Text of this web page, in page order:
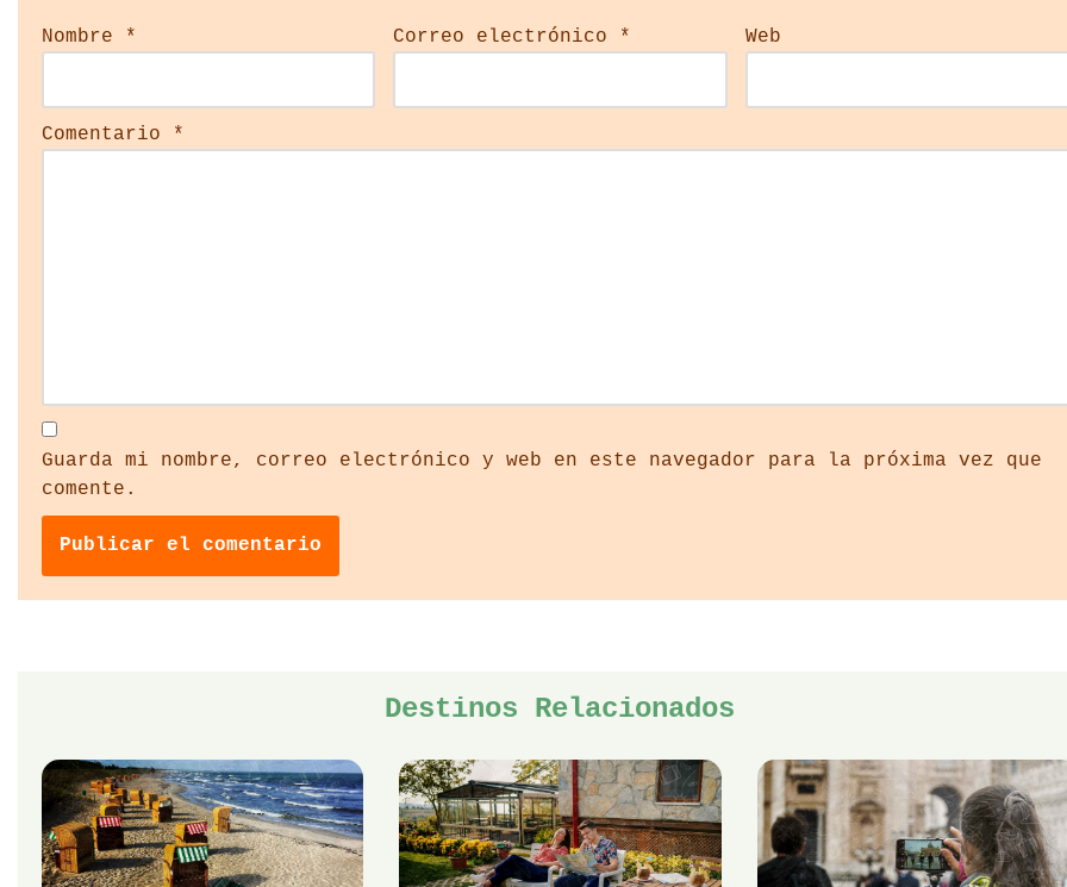
Nombre * Correo electrónico * Web
Comentario *
Guarda mi nombre, correo electrónico y web en este navegador para la próxima vez que
comente.
Destinos Relacionados